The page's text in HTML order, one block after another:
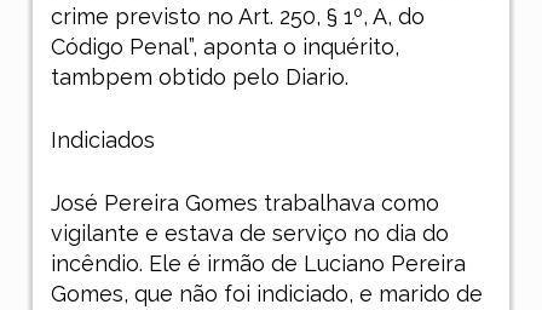
crime previsto no Art. 250, § 1º, A, do
Código Penal”, aponta o inquérito,
tambpem obtido pelo Diario.
Indiciados
José Pereira Gomes trabalhava como
vigilante e estava de serviço no dia do
incêndio. Ele é irmão de Luciano Pereira
Gomes, que não foi indiciado, e marido de